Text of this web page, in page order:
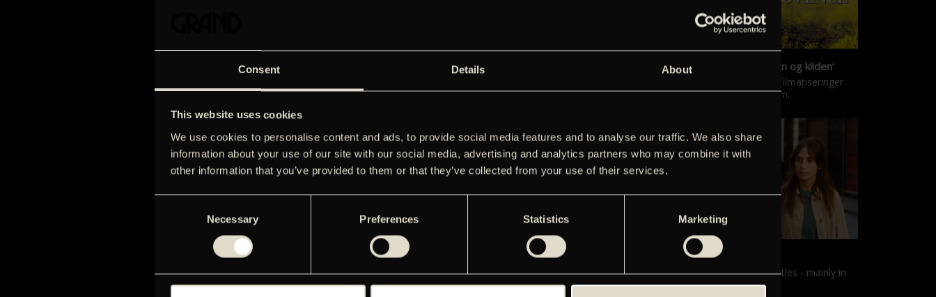
Consent Details About
This website uses cookies
We use cookies to personalise content and ads, to provide social media features and to analyse our traffic. We also share
information about your use of our site with our social media, advertising and analytics partners who may combine it with
other information that you’ve provided to them or that they’ve collected from your use of their services.
Necessary Preferences Statistics Marketing
‘Kilden i Provence’ & ‘Manon og kilden’
De klassiske Marcel Pagnol-filmatiseringer
er tilbage i nyrestaureret form.
Films with English subtitles
Screenings with English subtitles - mainly in
our sister cinema, Gloria.